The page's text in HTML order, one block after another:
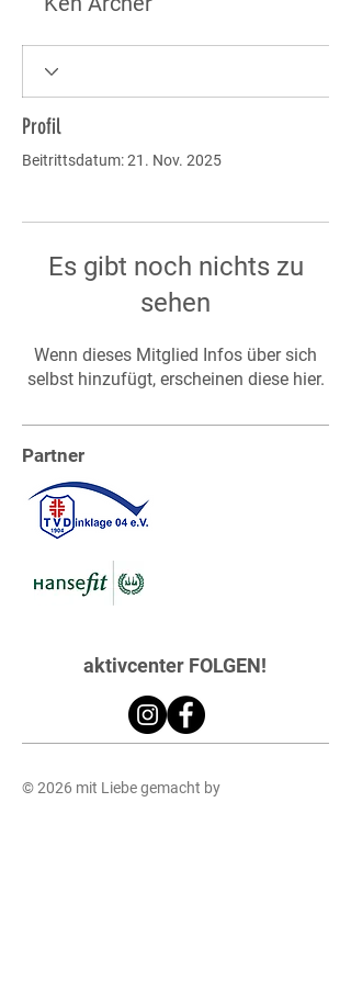
Profil
Beitrittsdatum: 21. Nov. 2025
Es gibt noch nichts zu
sehen
Wenn dieses Mitglied Infos über sich
selbst hinzufügt, erscheinen diese hier.
Partner
aktivcenter FOLGEN!
© 2026 mit Liebe gemacht by